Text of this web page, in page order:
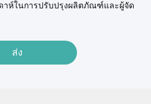
าห์ในการปรับปรุงผลิตภัณฑ์และผู้จัด